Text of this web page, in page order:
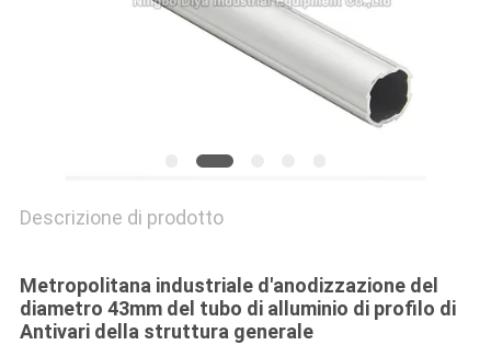
Descrizione di prodotto
Metropolitana industriale d'anodizzazione del
diametro 43mm del tubo di alluminio di profilo di
Antivari della struttura generale